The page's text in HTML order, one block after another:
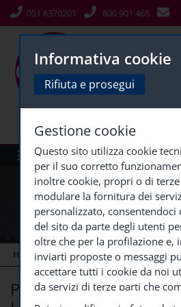
Menù
051 6370201 800 901 465
HOME CORSI ECM CORSI ECM
PREVENZIONE E
Informativa cookie
Rifiuta e prosegui
Gestione cookie
Questo sito utilizza cookie
per il suo corretto
inoltre cookie, propri o di
modulare la fornitura dei
personalizzato, consentendoci
del sito da parte degli utenti
oltre che per la profilazione e,
inviarti proposte o messaggi
accettare tutti i cookie da noi
da servizi di terze parti che
pagine di questo sito,